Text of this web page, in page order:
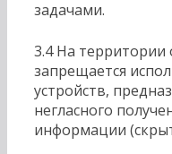
задачами.
3.4 На территории
запрещается
устройств,
негласного
информации